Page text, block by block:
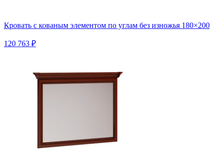
Кровать с кованым элементом по углам без изножья 180×200
120 763 ₽